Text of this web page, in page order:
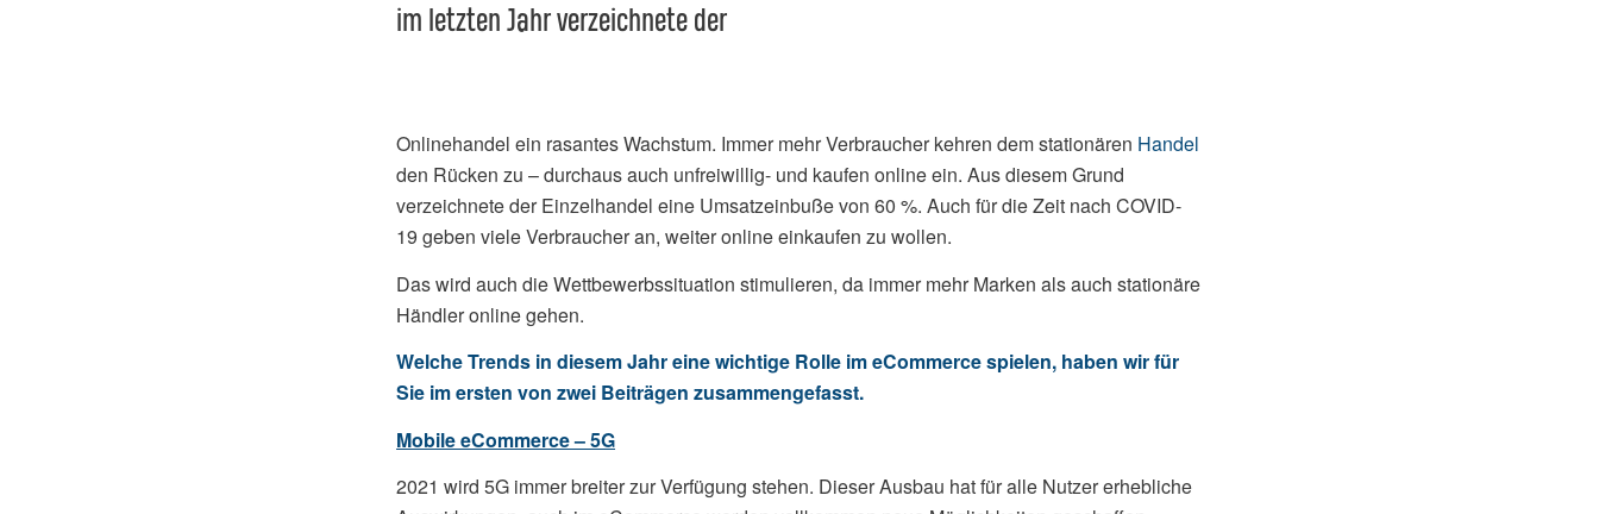
im letzten Jahr verzeichnete der
Onlinehandel ein rasantes Wachstum. Immer mehr Verbraucher kehren dem stationären Handel
den Rücken zu – durchaus auch unfreiwillig- und kaufen online ein. Aus diesem Grund
verzeichnete der Einzelhandel eine Umsatzeinbuße von 60 %. Auch für die Zeit nach COVID-
19 geben viele Verbraucher an, weiter online einkaufen zu wollen.
Das wird auch die Wettbewerbssituation stimulieren, da immer mehr Marken als auch stationäre
Händler online gehen.
Welche Trends in diesem Jahr eine wichtige Rolle im eCommerce spielen, haben wir für
Sie im ersten von zwei Beiträgen zusammengefasst.
Mobile eCommerce – 5G
2021 wird 5G immer breiter zur Verfügung stehen. Dieser Ausbau hat für alle Nutzer erhebliche